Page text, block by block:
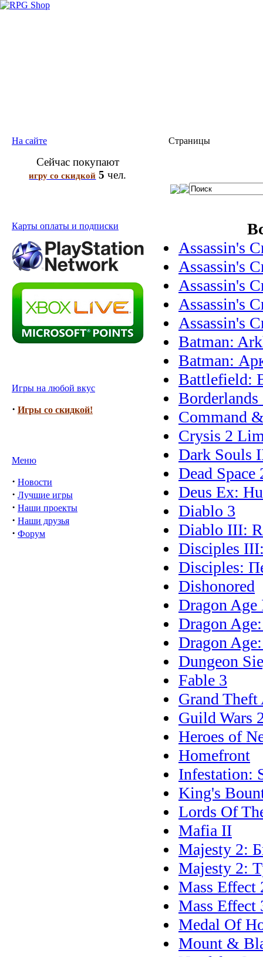
На сайте
Сейчас покупают
игру со скидкой 5 чел.
Карты оплаты и подписки
Игры на любой вкус
· Игры со скидкой!
Меню
· Новости
· Лучшие игры
· Наши проекты
· Наши друзья
· Форум
Страницы
Assassin's
Assassin's
Assassin's
Assassin's
Assassin's
Batman:
Batman:
Battlefield:
Borderlands
Command
Crysis 2
Dark Souls
Dead Space
Deus Ex:
Diablo 3
Diablo III:
Disciples
Disciples:
Dishonored
Dragon Age
Dragon
Dragon
Dungeon
Fable 3
Grand
Guild Wars
Heroes of
Homefront
Infestation:
King's
Lords Of
Mafia II
Majesty 2:
Majesty 2:
Mass Effect
Mass Effect
Medal Of
Mount &